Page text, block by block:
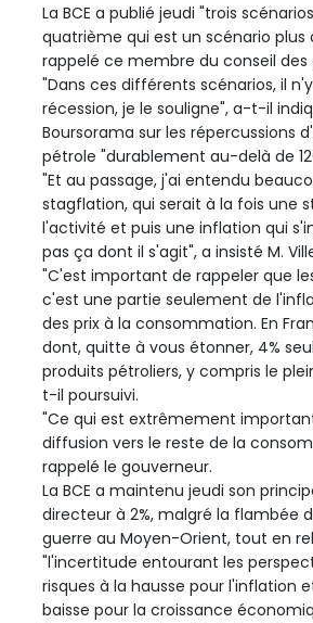
La BCE a publié jeudi "trois
quatrième qui est un scénario plus
rappelé ce membre du conseil des
"Dans ces différents scénarios, il
récession, je le souligne", a-t-il
Boursorama sur les répercussions
pétrole "durablement au-delà de
"Et au passage, j'ai entendu
stagflation, qui serait à la fois une
l'activité et puis une inflation qui
pas ça dont il s'agit", a insisté M.
"C'est important de rappeler que
c'est une partie seulement de
des prix à la consommation. En
dont, quitte à vous étonner, 4%
produits pétroliers, y compris le
t-il poursuivi.
"Ce qui est extrêmement
diffusion vers le reste de la
rappelé le gouverneur.
La BCE a maintenu jeudi son
directeur à 2%, malgré la flambée
guerre au Moyen-Orient, tout en
"l'incertitude entourant les
risques à la hausse pour l'inflation
baisse pour la croissance